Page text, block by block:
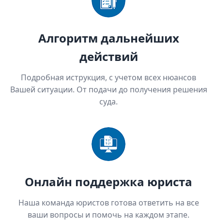
Алгоритм дальнейших
действий
Подробная иструкция, с учетом всех нюансов
Вашей ситуации. От подачи до получения решения
суда.
Онлайн поддержка юриста
Наша команда юристов готова ответить на все
ваши вопросы и помочь на каждом этапе.